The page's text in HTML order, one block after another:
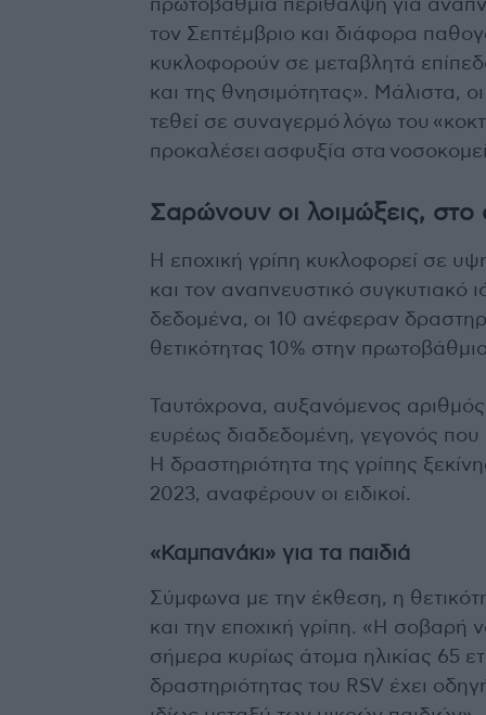
πρωτοβάθμια περίθαλψη για
τον Σεπτέμβριο και διάφορα
κυκλοφορούν σε μεταβλητά
και της θνησιμότητας». Μάλιστα,
τεθεί σε συναγερμό λόγω του
προκαλέσει ασφυξία στα
Σαρώνουν οι λοιμώξεις, στο
Η εποχική γρίπη κυκλοφορεί σε
και τον αναπνευστικό συγκυτιακό
δεδομένα, οι 10 ανέφεραν
θετικότητας 10% στην
Ταυτόχρονα, αυξανόμενος
ευρέως διαδεδομένη, γεγονός που
Η δραστηριότητα της γρίπης
2023, αναφέρουν οι ειδικοί.
«Καμπανάκι» για τα παιδιά
Σύμφωνα με την έκθεση, η
και την εποχική γρίπη. «Η σοβαρή
σήμερα κυρίως άτομα ηλικίας 65
δραστηριότητας του RSV έχει